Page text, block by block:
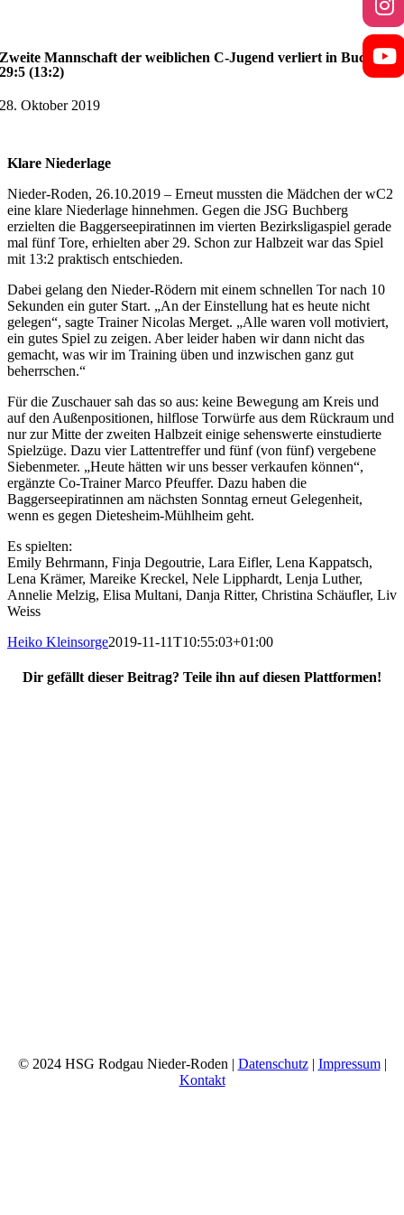
Zweite Mannschaft der weiblichen C-Jugend verliert in Buchberg
29:5 (13:2)
28. Oktober 2019
Klare Niederlage
Nieder-Roden, 26.10.2019 – Erneut mussten die Mädchen der wC2
eine klare Niederlage hinnehmen. Gegen die JSG Buchberg
erzielten die Baggerseepiratinnen im vierten Bezirksligaspiel gerade
mal fünf Tore, erhielten aber 29. Schon zur Halbzeit war das Spiel
mit 13:2 praktisch entschieden.
Dabei gelang den Nieder-Rödern mit einem schnellen Tor nach 10
Sekunden ein guter Start. „An der Einstellung hat es heute nicht
gelegen“, sagte Trainer Nicolas Merget. „Alle waren voll motiviert,
ein gutes Spiel zu zeigen. Aber leider haben wir dann nicht das
gemacht, was wir im Training üben und inzwischen ganz gut
beherrschen.“
Für die Zuschauer sah das so aus: keine Bewegung am Kreis und
auf den Außenpositionen, hilflose Torwürfe aus dem Rückraum und
nur zur Mitte der zweiten Halbzeit einige sehenswerte einstudierte
Spielzüge. Dazu vier Lattentreffer und fünf (von fünf) vergebene
Siebenmeter. „Heute hätten wir uns besser verkaufen können“,
ergänzte Co-Trainer Marco Pfeuffer. Dazu haben die
Baggerseepiratinnen am nächsten Sonntag erneut Gelegenheit,
wenn es gegen Dietesheim-Mühlheim geht.
Es spielten:
Emily Behrmann, Finja Degoutrie, Lara Eifler, Lena Kappatsch,
Lena Krämer, Mareike Kreckel, Nele Lipphardt, Lenja Luther,
Annelie Melzig, Elisa Multani, Danja Ritter, Christina Schäufler, Liv
Weiss
Heiko Kleinsorge2019-11-11T10:55:03+01:00
Dir gefällt dieser Beitrag? Teile ihn auf diesen Plattformen!
© 2024 HSG Rodgau Nieder-Roden | Datenschutz| Impressum|
Kontakt